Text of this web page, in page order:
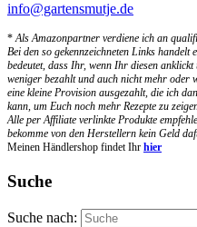
info@gartensmutje.de
*Als Amazonpartner verdiene ich an
Bei den so gekennzeichneten Links
bedeutet, dass Ihr, wenn Ihr diesen
weniger bezahlt und auch nicht mehr
eine kleine Provision ausgezahlt, die ich
kann, um Euch noch mehr Rezepte zu
Alle per Affiliate verlinkte Produkte
bekomme von den Herstellern kein Geld
Meinen Händlershop findet Ihr hier
Suche
Suche nach: